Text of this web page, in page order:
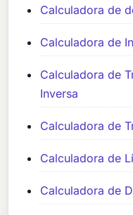
Calculadora de
Calculadora de
Calculadora de
Inversa
Calculadora de
Calculadora de
Calculadora de